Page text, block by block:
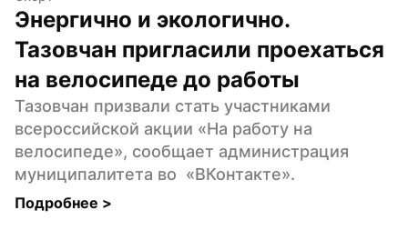
Энергично и экологично.
Тазовчан пригласили проехаться
на велосипеде до работы
Тазовчан призвали стать участниками
всероссийской акции «На работу на
велосипеде», сообщает администрация
муниципалитета во  «ВКонтакте».
Подробнее >